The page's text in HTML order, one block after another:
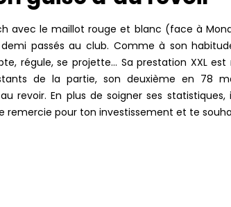
avec le maillot rouge et blanc (face à
passés au club. Comme à son
régule, se projette… Sa prestation XXL
de la partie, son deuxième en 78
revoir. En plus de soigner ses
remercie pour ton investissement et te